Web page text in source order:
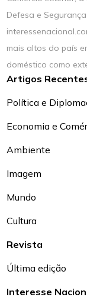
Defesa e
mais altos do país
doméstico como
Artigos
Política e
Economia e
Ambiente
Imagem
Mundo
Cultura
Revista
Última edição
Interesse